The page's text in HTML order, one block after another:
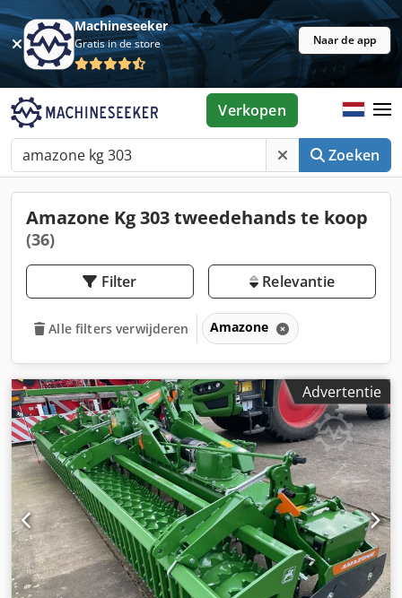
Machineseeker
Gratis in de store Naar de app
Zoeken
Verkopen
Amazone Kg 303 tweedehands te koop
(36)
Filter Relevantie
Alle filters verwijderen Amazone
Advertentie